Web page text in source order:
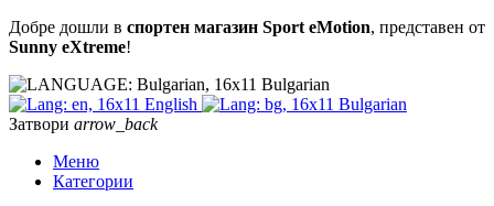
Добре дошли в спортен магазин Sport eMotion, представен от
Sunny eXtreme!
Bulgarian
English
Bulgarian
Затвори arrow_back
Меню
Категории